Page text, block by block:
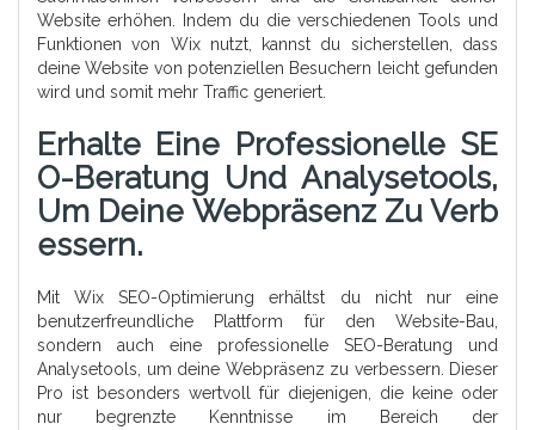
Website erhöhen. Indem du die verschiedenen Tools und
Funktionen von Wix nutzt, kannst du sicherstellen, dass
deine Website von potenziellen Besuchern leicht gefunden
wird und somit mehr Traffic generiert.
Erhalte Eine Professionelle SE
O-Beratung Und Analysetools,
Um Deine Webpräsenz Zu Verb
Essern.
Mit Wix SEO-Optimierung erhältst du nicht nur eine
benutzerfreundliche Plattform für den Website-Bau,
sondern auch eine professionelle SEO-Beratung und
Analysetools, um deine Webpräsenz zu verbessern. Dieser
Pro ist besonders wertvoll für diejenigen, die keine oder
nur begrenzte Kenntnisse im Bereich der